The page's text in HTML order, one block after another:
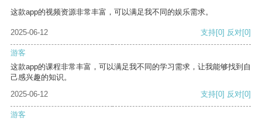
这款app的视频资源非常丰富，可以满足我不同的娱乐需求。
2025-06-12 支持[0] 反对[0]
游客
这款app的课程非常丰富，可以满足我不同的学习需求，让我能够找到自
己感兴趣的知识。
2025-06-12
支持[0] 反对[0]
游客